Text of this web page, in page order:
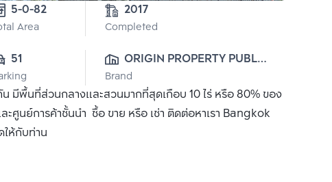
Area
2017
Completed
51
ORIGIN PROPERTY PUBLIC
CO., LTD.
Brand
มีพื้นที่ส่วนกลางและสวนมากที่สุดเกือบ 10 ไร่ หรือ 80% ของ
ศูนย์การค้าชั้นนำ ซื้อ ขาย หรือ เช่า ติดต่อหาเรา Bangkok
ให้กับท่าน